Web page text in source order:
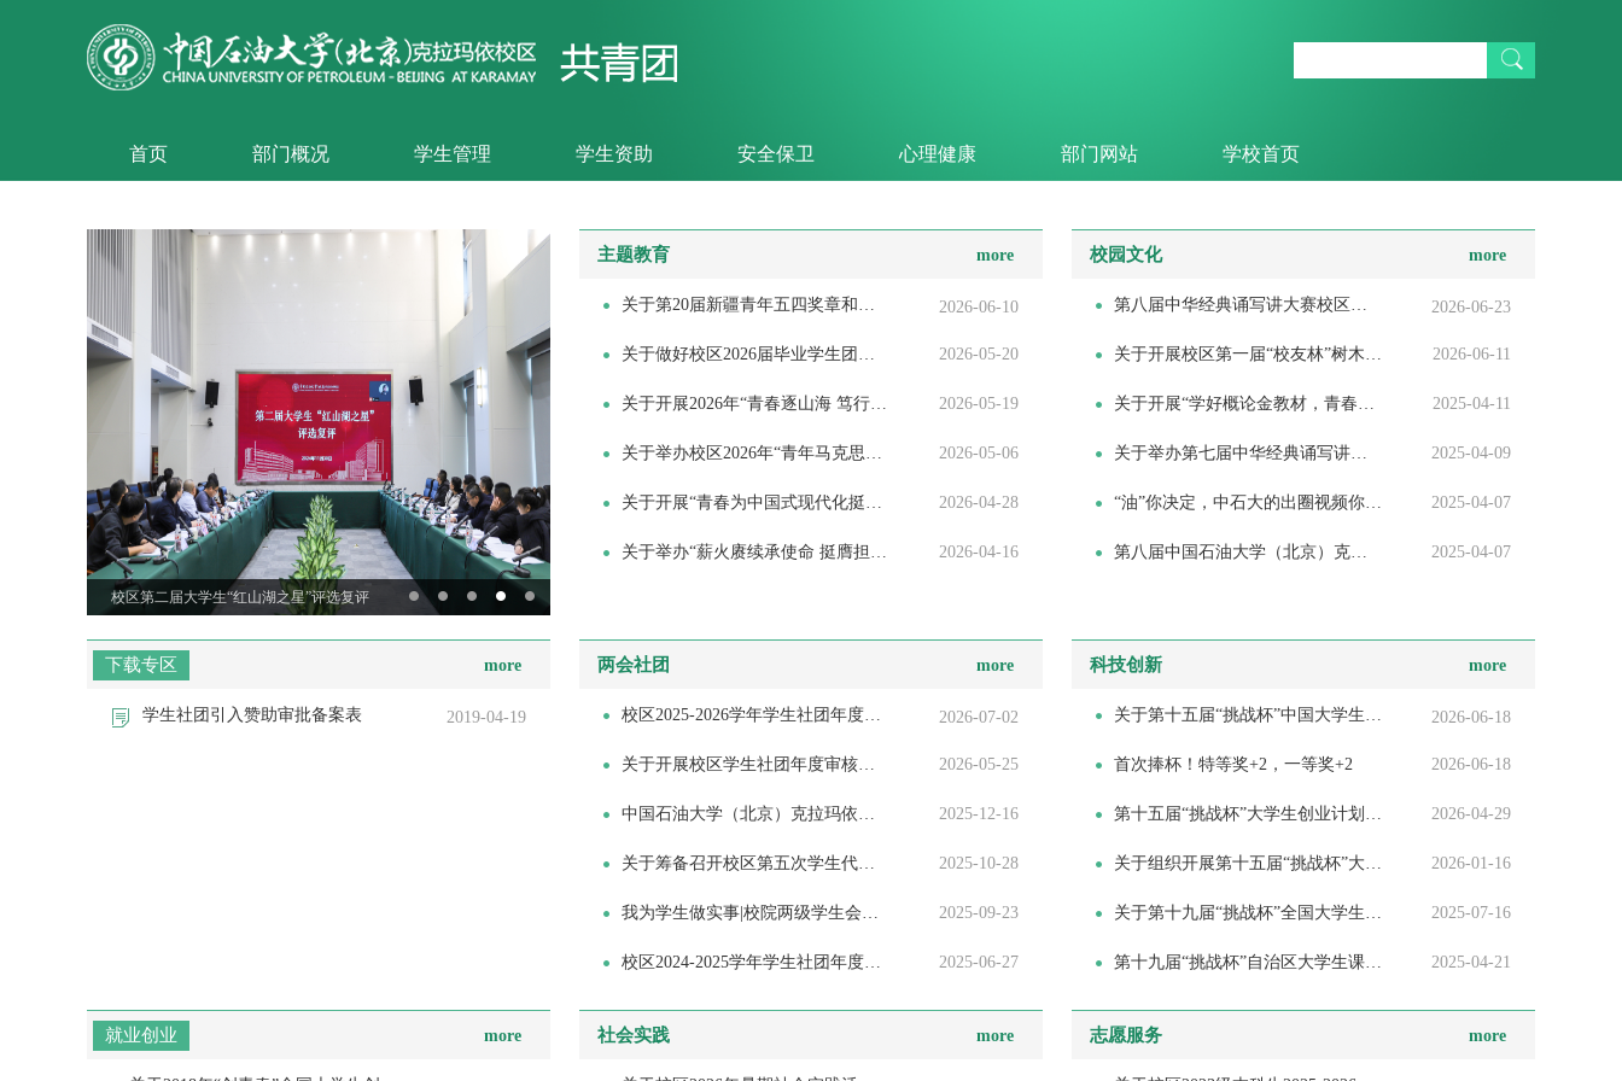
首页 部门概况 学生管理 学生资助 安全保卫 心理健康 部门网站 学校首页
校区第二届大学生“红山湖之星”评选复评
主题教育 more
关于第20届新疆青年五四奖章和自治区青年文明号、自治区青年岗位能手... 2026-06-10
关于做好校区2026届毕业学生团员组织关系转出工作的通知 2026-05-20
关于开展2026年“青春逐山海 笃行启新程”毕业季系列活动的通知 2026-05-19
关于举办校区2026年“青年马克思主义者培养工程”培训班的通知 2026-05-06
关于开展“青春为中国式现代化挺膺担当”五月系列活动的通知 2026-04-28
关于举办“薪火赓续承使命 挺膺担当青春行”青春榜样分享会的通知 2026-04-16
校园文化 more
第八届中华经典诵写讲大赛校区选拔赛获奖公示 2026-06-23
关于开展校区第一届“校友林”树木铭牌设计大赛的通知 2026-06-11
关于开展“学好概论金教材，青春托举中国梦”大学生演讲比赛校内选拔... 2025-04-11
关于举办第七届中华经典诵写讲大赛 校内选拔赛的通知 2025-04-09
“油”你决定，中石大的出圈视频你来拍 创意短视频大赛活动方案 2025-04-07
第八届中国石油大学（北京）克拉玛依校区“石油杯”乒乓球比赛竞赛规... 2025-04-07
下载专区 more
学生社团引入赞助审批备案表 2019-04-19
两会社团 more
校区2025-2026学年学生社团年度审核、星级评定及新社团成立答辩结果公... 2026-07-02
关于开展校区学生社团年度审核评定及新社团成立工作的通知 2026-05-25
中国石油大学（北京）克拉玛依校区学生社团考核评定办法（试行） 2025-12-16
关于筹备召开校区第五次学生代表大会暨第一次研究生代表大会的通知 2025-10-28
我为学生做实事|校院两级学生会参加新疆高校学生会组织“我为同学做实... 2025-09-23
校区2024-2025学年学生社团年度审核评比及新社团成立答辩结果公示 2025-06-27
科技创新 more
关于第十五届“挑战杯”中国大学生创业计划竞赛推报国赛项目的公示 2026-06-18
首次捧杯！特等奖+2，一等奖+2 2026-06-18
第十五届“挑战杯”大学生创业计划竞赛校区选拔赛决赛成绩公示 2026-04-29
关于组织开展第十五届“挑战杯”大学生创业计划竞赛校区选拔赛的通知 2026-01-16
关于第十九届“挑战杯”全国大学生课外学术科技作品竞赛 “人工智能+... 2025-07-16
第十九届“挑战杯”自治区大学生课外学术科技作品竞赛校区选拔赛复赛... 2025-04-21
就业创业 more 社会实践 more 志愿服务 more